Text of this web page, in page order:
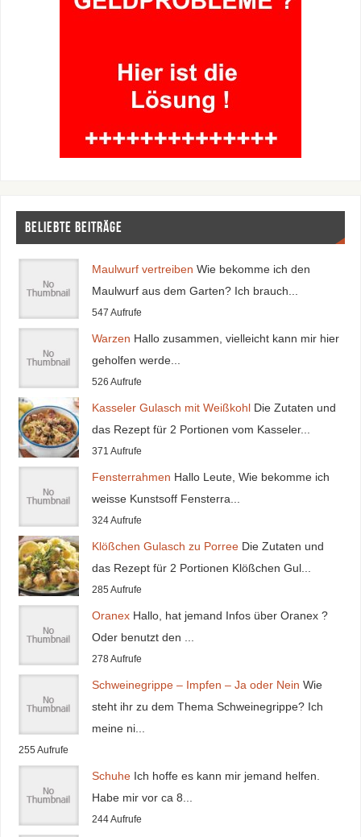
Beliebte Beiträge
Maulwurf vertreiben Wie bekomme ich den
Maulwurf aus dem Garten? Ich brauch...
547 Aufrufe
Warzen Hallo zusammen, vielleicht kann mir hier
geholfen werde...
526 Aufrufe
Kasseler Gulasch mit Weißkohl Die Zutaten und
das Rezept für 2 Portionen vom Kasseler...
371 Aufrufe
Fensterrahmen Hallo Leute, Wie bekomme ich
weisse Kunstsoff Fensterra...
324 Aufrufe
Klößchen Gulasch zu Porree Die Zutaten und
das Rezept für 2 Portionen Klößchen Gul...
285 Aufrufe
Oranex Hallo, hat jemand Infos über Oranex ?
Oder benutzt den ...
278 Aufrufe
Schweinegrippe – Impfen – Ja oder Nein Wie
steht ihr zu dem Thema Schweinegrippe? Ich
meine ni...
255 Aufrufe
Schuhe Ich hoffe es kann mir jemand helfen.
Habe mir vor ca 8...
244 Aufrufe